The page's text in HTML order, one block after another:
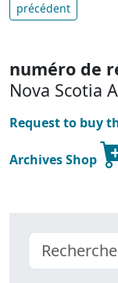
précédent
numéro de
Nova Scotia
Request to buy
Archives Shop